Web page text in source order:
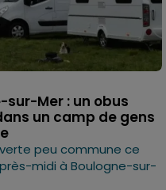
sur-Mer : un obus
un camp de gens
peu commune ce
midi à Boulogne-sur-